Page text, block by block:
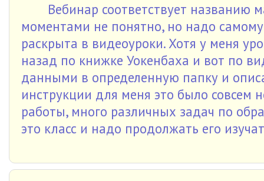
Вебинар соответствует названию
моментами не понятно, но надо
раскрыта в видеоуроки. Хотя у меня
назад по книжке Уокенбаха и вот по
данными в определенную папку и
инструкции для меня это было совсем
работы, много различных задач по
это класс и надо продолжать его